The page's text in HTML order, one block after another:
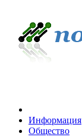
Информация
Общество